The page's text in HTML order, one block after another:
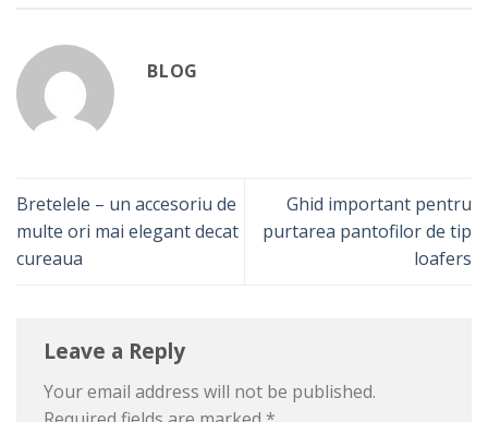
BLOG
Bretelele – un accesoriu de
multe ori mai elegant decat
cureaua
Ghid important pentru
purtarea pantofilor de tip
loafers
Leave a Reply
Your email address will not be published.